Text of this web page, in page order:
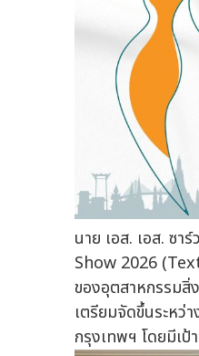
นาย เอส. เอส. ซ
Show 2026
ของอุตสาหกรรม
เตรียมจัดขึ้นระห
กรุงเทพฯ โดยมีเ